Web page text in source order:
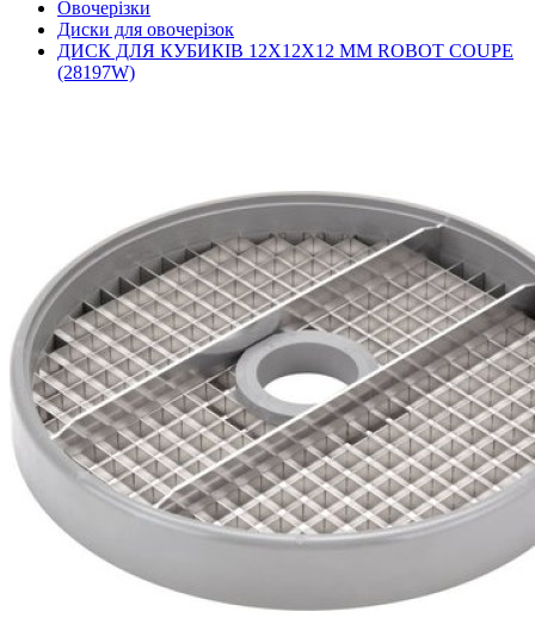
Овочерізки
Диски для овочерізок
ДИСК ДЛЯ КУБИКІВ 12X12X12 ММ ROBOT COUPE
(28197W)